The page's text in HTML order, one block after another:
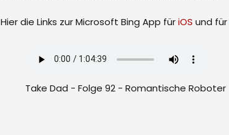
Hier die Links zur Microsoft Bing App füriOS und für
Take Dad - Folge 92 - Romantische Roboter